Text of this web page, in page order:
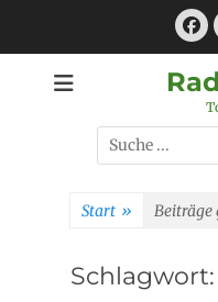
Suchen
nach:
Start » Beiträge
Schlagwort: